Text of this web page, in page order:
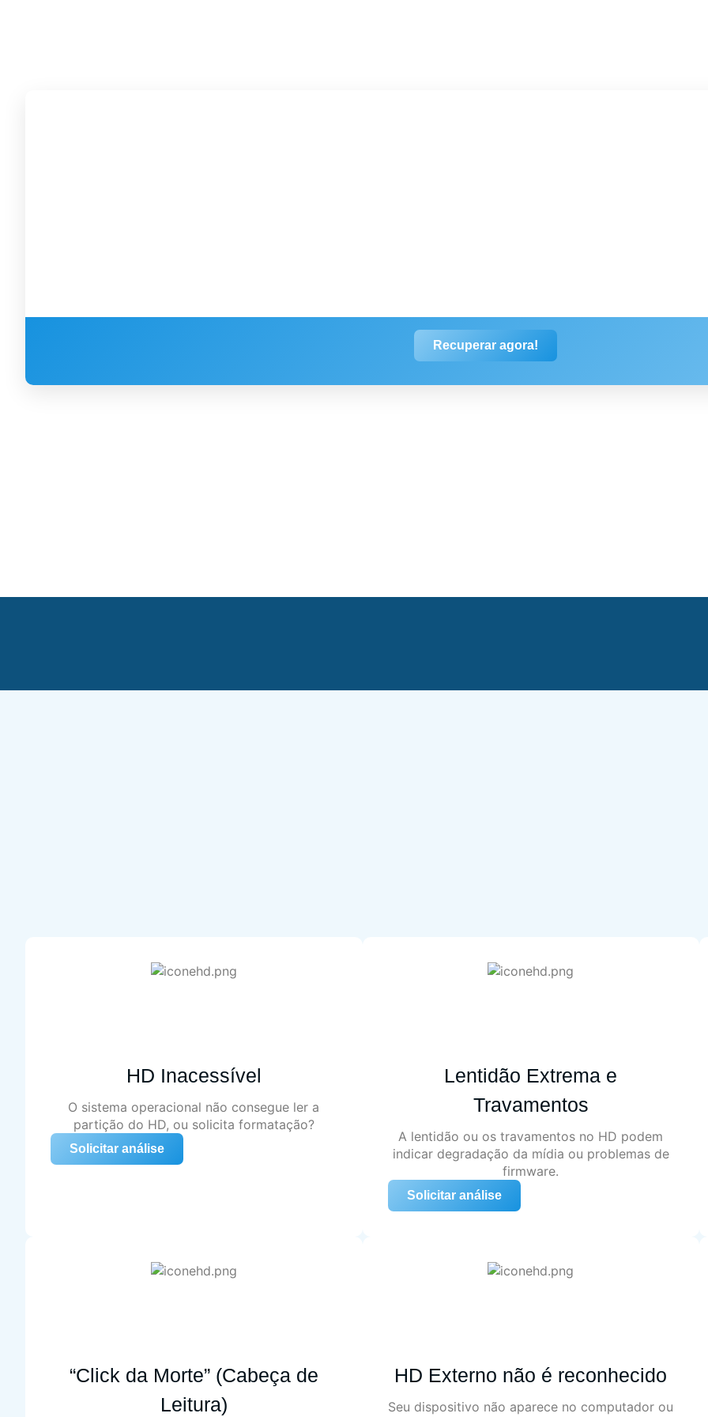
Recuperar agora!
HD Inacessível
O sistema operacional não consegue ler a
partição do HD, ou solicita formatação?
Solicitar análise
Lentidão Extrema e
Travamentos
A lentidão ou os travamentos no HD podem
indicar degradação da mídia ou problemas de
firmware.
Solicitar análise
“Click da Morte” (Cabeça de
Leitura)
HD Externo não é reconhecido
Seu dispositivo não aparece no computador ou